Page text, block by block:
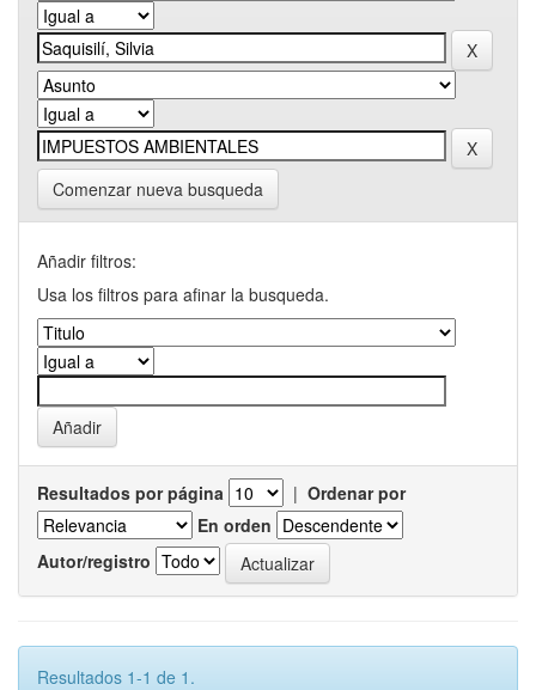
Comenzar nueva busqueda
Añadir filtros:
Usa los filtros para afinar la busqueda.
Resultados por página | Ordenar por
En orden
Autor/registro
Resultados 1-1 de 1.